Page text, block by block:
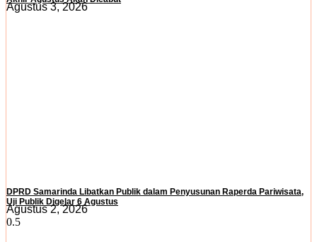
Agustus 3, 2026
DPRD Samarinda Libatkan Publik dalam Penyusunan Raperda Pariwisata,
Uji Publik Digelar 6 Agustus
Agustus 2, 2026